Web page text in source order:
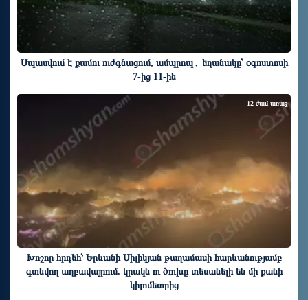
Սպասվում է քամու ուժգնացում, ամպրոպ․ եղանակը՝ օգոստոսի
7-ից 11-ին
Խոշոր հրդեհ՝ Երևանի Սիլիկյան թաղամասի հարևանությամբ
գտնվող աղբավայրում. կրակն ու ծուխը տեսանելի են մի քանի
կիլոմետրից
12 ժամ առաջ